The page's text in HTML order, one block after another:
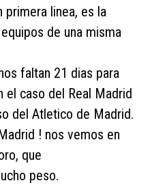
primera linea, es la
de una misma
faltan 21 dias para
el caso del Real Madrid
del Atletico de Madrid.
! nos vemos en
que
peso.